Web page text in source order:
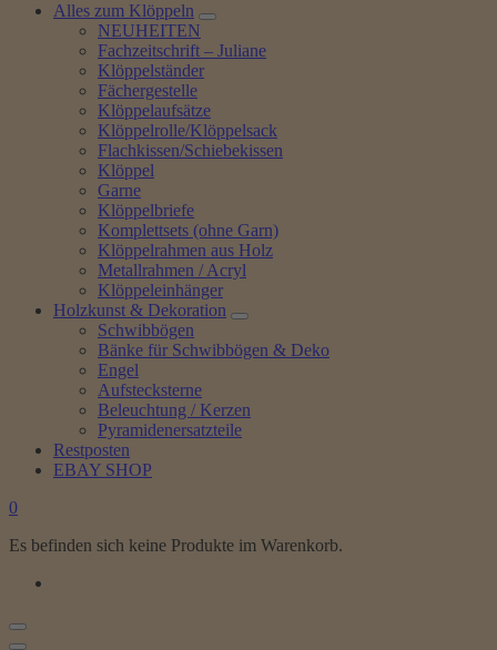
Alles zum Klöppeln
NEUHEITEN
Fachzeitschrift – Juliane
Klöppelständer
Fächergestelle
Klöppelaufsätze
Klöppelrolle/Klöppelsack
Flachkissen/Schiebekissen
Klöppel
Garne
Klöppelbriefe
Komplettsets (ohne Garn)
Klöppelrahmen aus Holz
Metallrahmen / Acryl
Klöppeleinhänger
Holzkunst & Dekoration
Schwibbögen
Bänke für Schwibbögen & Deko
Engel
Aufstecksterne
Beleuchtung / Kerzen
Pyramidenersatzteile
Restposten
EBAY SHOP
0
Es befinden sich keine Produkte im Warenkorb.